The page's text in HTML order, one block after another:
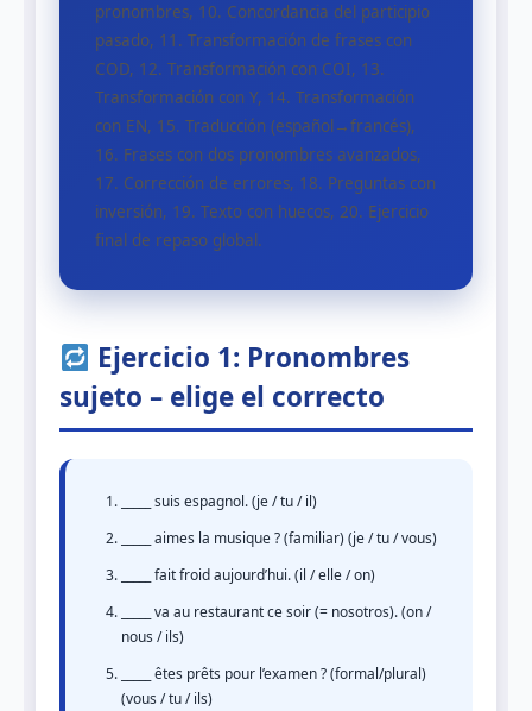
pronombres, 10. Concordancia del participio
pasado, 11. Transformación de frases con
COD, 12. Transformación con COI, 13.
Transformación con Y, 14. Transformación
con EN, 15. Traducción (español→francés),
16. Frases con dos pronombres avanzados,
17. Corrección de errores, 18. Preguntas con
inversión, 19. Texto con huecos, 20. Ejercicio
final de repaso global.
Ejercicio 1: Pronombres
sujeto – elige el correcto
_____ suis espagnol. (je / tu / il)
_____ aimes la musique ? (familiar) (je / tu / vous)
_____ fait froid aujourd’hui. (il / elle / on)
_____ va au restaurant ce soir (= nosotros). (on /
nous / ils)
_____ êtes prêts pour l’examen ? (formal/plural)
(vous / tu / ils)